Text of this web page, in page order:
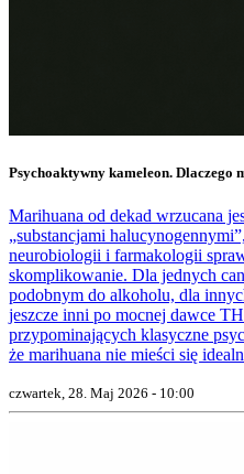
Psychoaktywny kameleon. Dlaczego
Marihuana od dekad wrzucana
„substancjami
neurobiologii i farmakologii
skomplikowanie. Dla jednych
podobnym do alkoholu, dla
jeszcze inni po mocnej dawce
przypominających klasyczne
że marihuana nie mieści się
czwartek, 28. Maj 2026 - 10:00